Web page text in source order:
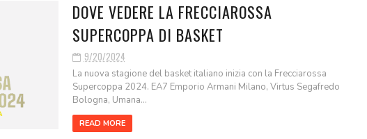
DOVE VEDERE LA FRECCIAROSSA
SUPERCOPPA DI BASKET
9/20/2024
La nuova stagione del basket italiano inizia con la Frecciarossa
Supercoppa 2024. EA7 Emporio Armani Milano, Virtus Segafredo
Bologna, Umana...
READ MORE